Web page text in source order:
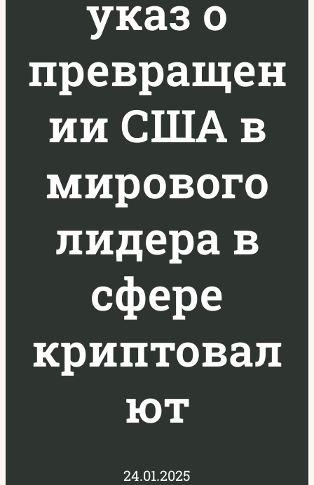
указ о
превращен
ии США в
мирового
лидера в
сфере
криптовал
ют
24.01.2025